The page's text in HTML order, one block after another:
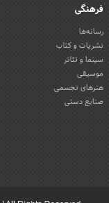
فرهنگی
رسانه‌ها
نشریات و کتاب
سینما و تئاتر
موسیقی
هنرهای تجسمی
صنایع دستی